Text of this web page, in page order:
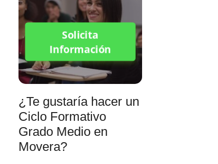
Solicita
Información
¿Te gustaría hacer un
Ciclo Formativo
Grado Medio en
Movera?